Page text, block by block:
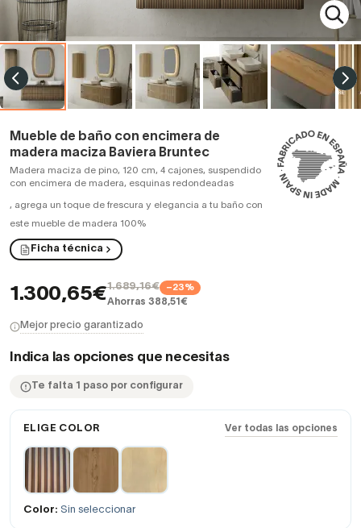
Mueble de baño con encimera de
madera maciza Baviera Bruntec
Madera maciza de pino, 120 cm, 4 cajones, suspendido
con encimera de madera, esquinas redondeadas
, agrega un toque de frescura y elegancia a tu baño con
este mueble de madera 100%
Ficha técnica
1.300,65€1.689,16€ −23%
Ahorras 388,51€
Mejor precio garantizado
Indica las opciones que necesitas
Te falta 1 paso por configurar
ELIGE COLOR Ver todas las opciones
Color: Sin seleccionar